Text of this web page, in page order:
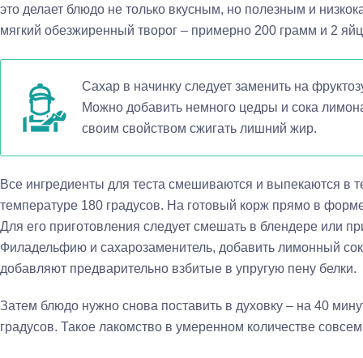
это делает блюдо не только вкусным, но полезным и
мягкий обезжиренный творог – примерно 200 грамм и 2
Сахар в начинку следует заменить на
Можно добавить немного цедры и сока
своим свойством сжигать лишний жир.
Все ингредиенты для теста смешиваются и выпекаются в
температуре 180 градусов. На готовый корж прямо в
Для его приготовления следует смешать в блендере или
Филадельфию и сахарозаменитель, добавить лимонный
добавляют предварительно взбитые в упругую пену белки.
Затем блюдо нужно снова поставить в духовку – на 40
градусов. Такое лакомство в умеренном количестве